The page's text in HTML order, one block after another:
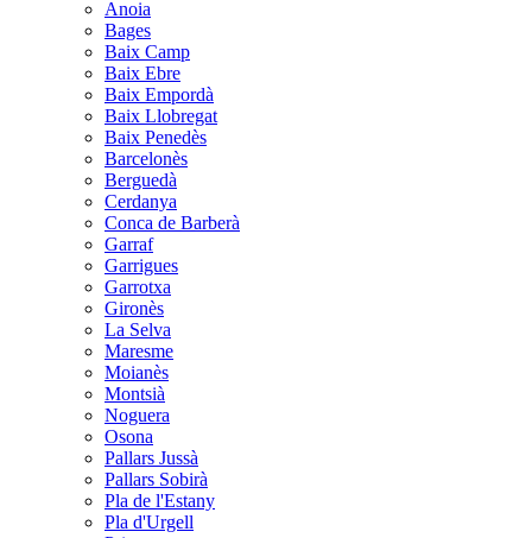
Anoia
Bages
Baix Camp
Baix Ebre
Baix Empordà
Baix Llobregat
Baix Penedès
Barcelonès
Berguedà
Cerdanya
Conca de Barberà
Garraf
Garrigues
Garrotxa
Gironès
La Selva
Maresme
Moianès
Montsià
Noguera
Osona
Pallars Jussà
Pallars Sobirà
Pla de l'Estany
Pla d'Urgell